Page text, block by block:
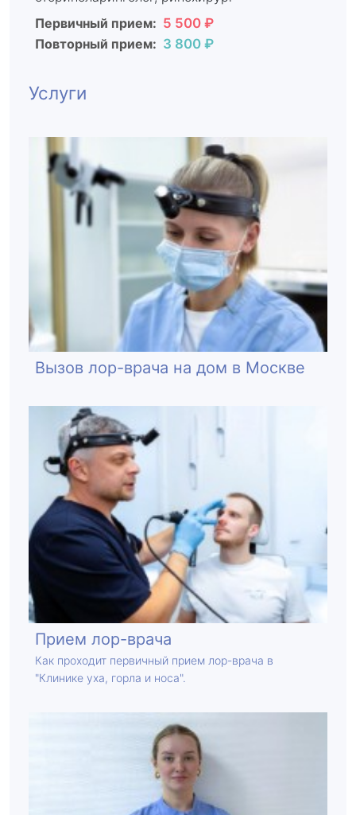
Первичный прием: 5 500 ₽
Повторный прием: 3 800 ₽
Услуги
Вызов лор-врача на дом в Москве
Прием лор-врача
Как проходит первичный прием лор-врача в
"Клинике уха, горла и носа".